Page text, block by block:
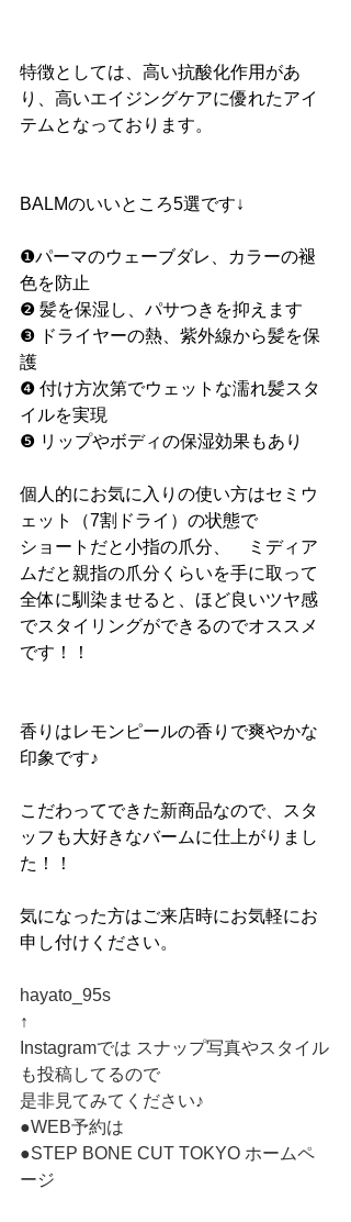
特徴としては、高い抗酸化作用があ
り、高いエイジングケアに優れたアイ
テムとなっております。
BALMのいいところ5選です↓
❶パーマのウェーブダレ、カラーの褪
色を防止
❷ 髪を保湿し、パサつきを抑えます
❸ ドライヤーの熱、紫外線から髪を保
護
❹ 付け方次第でウェットな濡れ髪スタ
イルを実現
❺ リップやボディの保湿効果もあり
個人的にお気に入りの使い方はセミウ
ェット（7割ドライ）の状態で
ショートだと小指の爪分、　ミディア
ムだと親指の爪分くらいを手に取って
全体に馴染ませると、ほど良いツヤ感
でスタイリングができるのでオススメ
です！！
香りはレモンピールの香りで爽やかな
印象です♪
こだわってできた新商品なので、スタ
ッフも大好きなバームに仕上がりまし
た！！
気になった方はご来店時にお気軽にお
申し付けください。
hayato_95s
↑
Instagramでは スナップ写真やスタイル
も投稿してるので
是非見てみてください♪
●WEB予約は
●STEP BONE CUT TOKYO ホームペ
ージ